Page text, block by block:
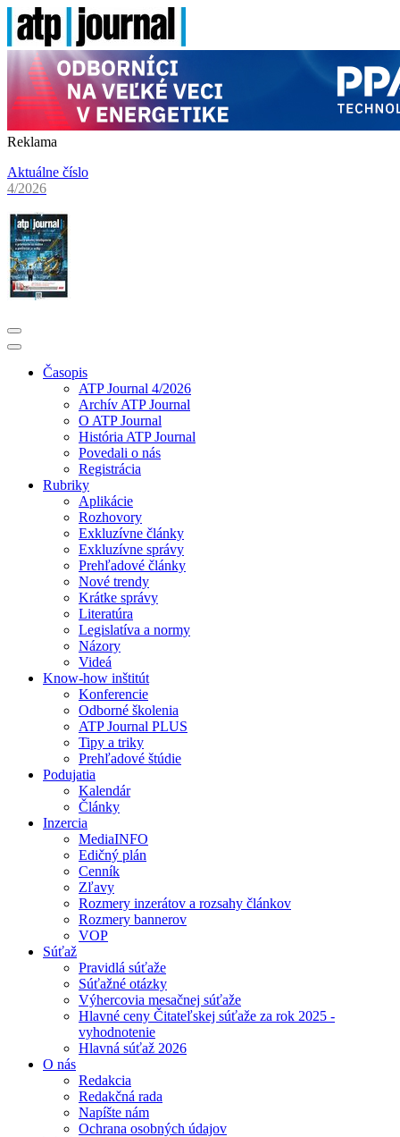
Reklama
Aktuálne číslo
4/2026
Časopis
ATP Journal 4/2026
Archív ATP Journal
O ATP Journal
História ATP Journal
Povedali o nás
Registrácia
Rubriky
Aplikácie
Rozhovory
Exkluzívne články
Exkluzívne správy
Prehľadové články
Nové trendy
Krátke správy
Literatúra
Legislatíva a normy
Názory
Videá
Know-how inštitút
Konferencie
Odborné školenia
ATP Journal PLUS
Tipy a triky
Prehľadové štúdie
Podujatia
Kalendár
Články
Inzercia
MediaINFO
Edičný plán
Cenník
Zľavy
Rozmery inzerátov a rozsahy článkov
Rozmery bannerov
VOP
Súťaž
Pravidlá súťaže
Súťažné otázky
Výhercovia mesačnej súťaže
Hlavné ceny Čitateľskej súťaže za rok 2025 -
vyhodnotenie
Hlavná súťaž 2026
O nás
Redakcia
Redakčná rada
Napíšte nám
Ochrana osobných údajov